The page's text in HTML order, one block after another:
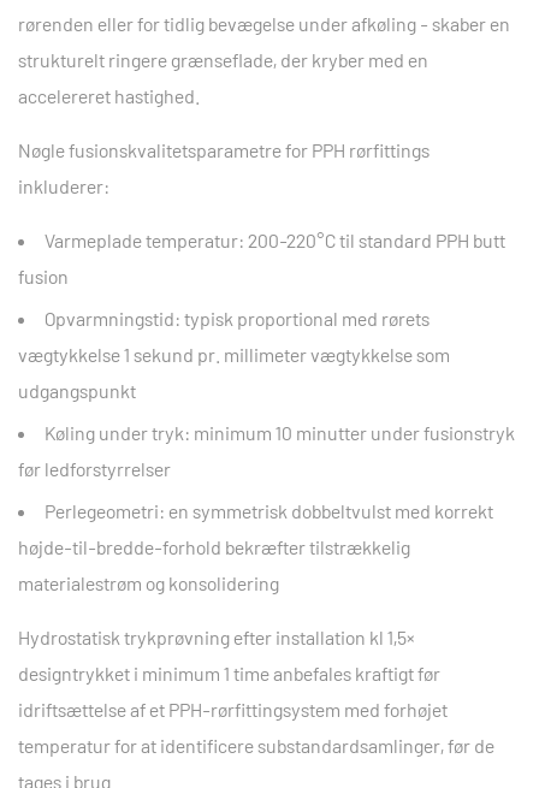
rørenden eller for tidlig bevægelse under afkøling - skaber en
strukturelt ringere grænseflade, der kryber med en
accelereret hastighed.
Nøgle fusionskvalitetsparametre for PPH rørfittings
inkluderer:
Varmeplade temperatur: 200-220°Ctil standard PPH butt
fusion
Opvarmningstid: typisk proportional med rørets
vægtykkelse1 sekund pr. millimeter vægtykkelsesom
udgangspunkt
Køling under tryk: minimum 10 minutter under fusionstryk
før ledforstyrrelser
Perlegeometri: en symmetrisk dobbeltvulst med korrekt
højde-til-bredde-forhold bekræfter tilstrækkelig
materialestrøm og konsolidering
Hydrostatisk trykprøvning efter installation kl 1,5×
designtrykket i minimum 1 timeanbefales kraftigt før
idriftsættelse af et PPH-rørfittingsystem med forhøjet
temperatur for at identificere substandardsamlinger, før de
tages i brug.